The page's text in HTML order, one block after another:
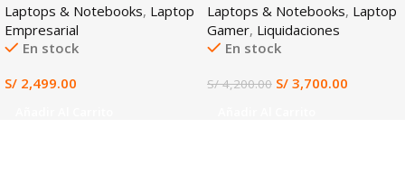
FHD TACTIL
Laptops & Notebooks, Laptop
Empresarial
En stock
S/ 2,499.00
512GB SSD NVIDIA
GEFORCE RTX 4050 6GB
15.6″ FHD 144HZ WINDOWS
Laptops & Notebooks, Laptop
Gamer, Liquidaciones
En stock
S/4,200.00 S/ 3,700.00